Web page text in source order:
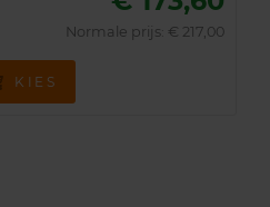
Normale prijs: € 217,00
KIES